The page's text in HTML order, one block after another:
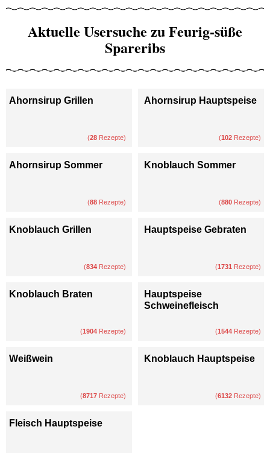
Aktuelle Usersuche zu Feurig-süße
Spareribs
Ahornsirup Grillen
(28 Rezepte)
Ahornsirup Hauptspeise
(102 Rezepte)
Ahornsirup Sommer
(88 Rezepte)
Knoblauch Sommer
(880 Rezepte)
Knoblauch Grillen
(834 Rezepte)
Hauptspeise Gebraten
(1731 Rezepte)
Knoblauch Braten
(1904 Rezepte)
Hauptspeise
Schweinefleisch
(1544 Rezepte)
Weißwein
(8717 Rezepte)
Knoblauch Hauptspeise
(6132 Rezepte)
Fleisch Hauptspeise